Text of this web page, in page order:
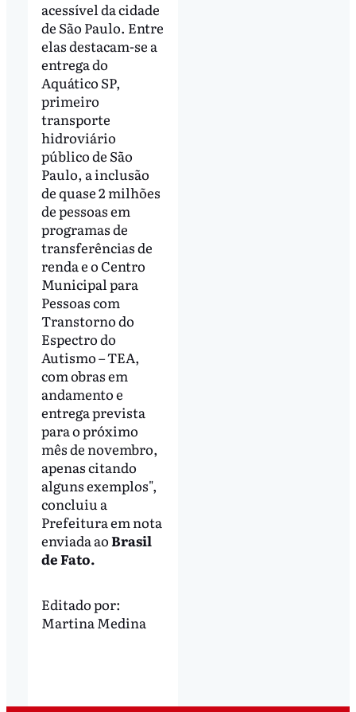
acessível da cidade
de São Paulo. Entre
elas destacam-se a
entrega do
Aquático SP,
primeiro
transporte
hidroviário
público de São
Paulo, a inclusão
de quase 2 milhões
de pessoas em
programas de
transferências de
renda e o Centro
Municipal para
Pessoas com
Transtorno do
Espectro do
Autismo – TEA,
com obras em
andamento e
entrega prevista
para o próximo
mês de novembro,
apenas citando
alguns exemplos",
concluiu a
Prefeitura em nota
enviada aoBrasil
de Fato.
Editado por:
Martina Medina